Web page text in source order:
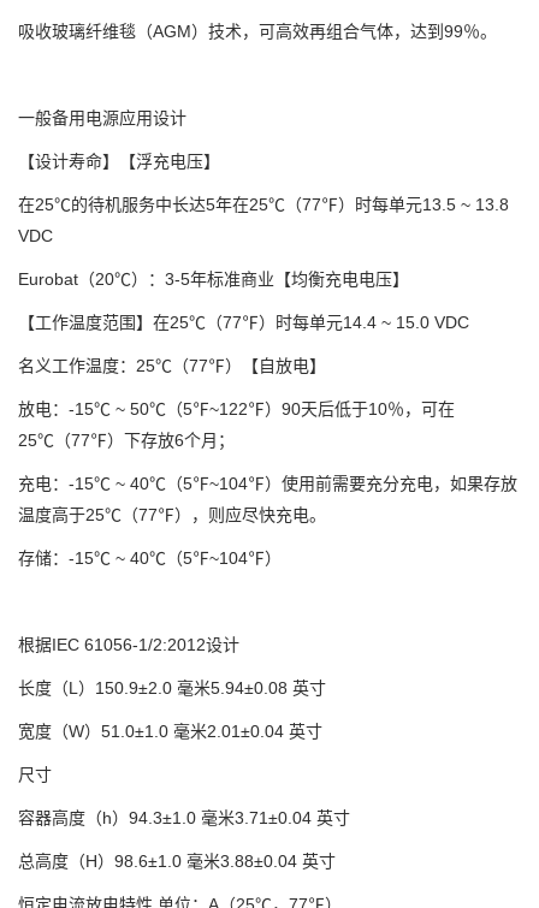
吸收玻璃纤维毯（AGM）技术，可高效再组合气体，达到99％。
一般备用电源应用设计
【设计寿命】 【浮充电压】
在25℃的待机服务中长达5年在25℃（77℉）时每单元13.5 ~ 13.8
VDC
Eurobat（20℃）：3-5年标准商业 【均衡充电电压】
【工作温度范围】 在25℃（77℉）时每单元14.4 ~ 15.0 VDC
名义工作温度：25℃（77℉） 【自放电】
放电：-15℃ ~ 50℃（5℉~122℉） 90天后低于10％，可在
25℃（77℉）下存放6个月；
充电：-15℃ ~ 40℃（5℉~104℉） 使用前需要充分充电，如果存放
温度高于25℃（77℉），则应尽快充电。
存储：-15℃ ~ 40℃（5℉~104℉）
根据IEC 61056-1/2:2012设计
长度（L） 150.9±2.0 毫米5.94±0.08 英寸
宽度（W） 51.0±1.0 毫米2.01±0.04 英寸
尺寸
容器高度（h） 94.3±1.0 毫米3.71±0.04 英寸
总高度（H） 98.6±1.0 毫米3.88±0.04 英寸
恒定电流放电特性 单位：A（25℃，77℉）